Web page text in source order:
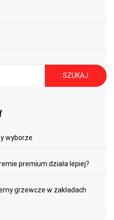
wyborze
premium działa lepiej?
grzewcze w zakładach